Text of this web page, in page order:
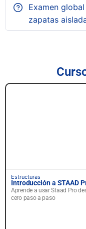
Examen
zapatas
Estructuras
Introducción a STAAD
Aprende a usar Staad Pro
cero paso a paso